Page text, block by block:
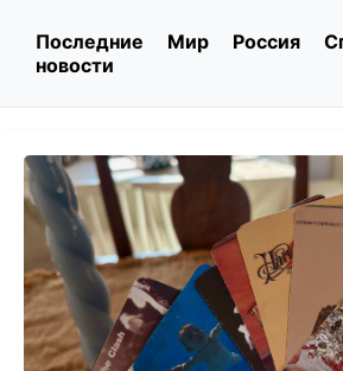
Последние
новости
Мир Россия